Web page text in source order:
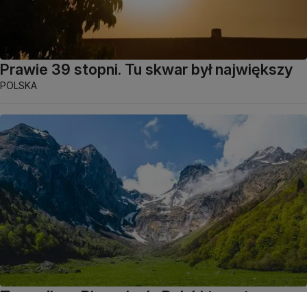
Prawie 39 stopni. Tu skwar był największy
POLSKA